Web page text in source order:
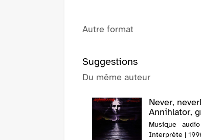
Autre format
Suggestions
Du même auteur
Never,
Annihlator,
Musique
Interprète |